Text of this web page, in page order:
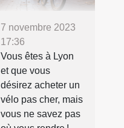
7 novembre 2023
17:36
Vous êtes à Lyon
et que vous
désirez acheter un
vélo pas cher, mais
vous ne savez pas